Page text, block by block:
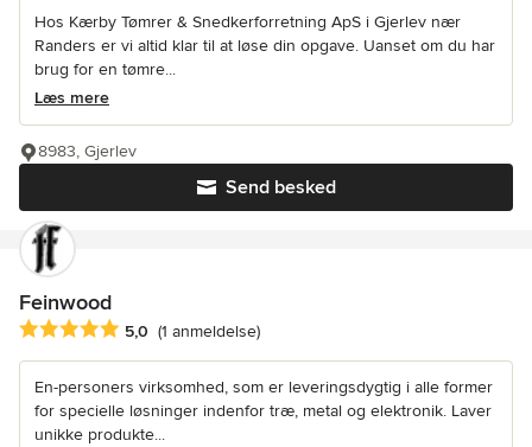
Hos Kærby Tømrer & Snedkerforretning ApS i Gjerlev nær
Randers er vi altid klar til at løse din opgave. Uanset om du har
brug for en tømre...
Læs mere
Send besked
8983, Gjerlev
Feinwood
Gennemsnitlig bedømmelse: 5 ud af 5 stjerner
5,0 (1 anmeldelse)
En-personers virksomhed, som er leveringsdygtig i alle former
for specielle løsninger indenfor træ, metal og elektronik. Laver
unikke produkte...